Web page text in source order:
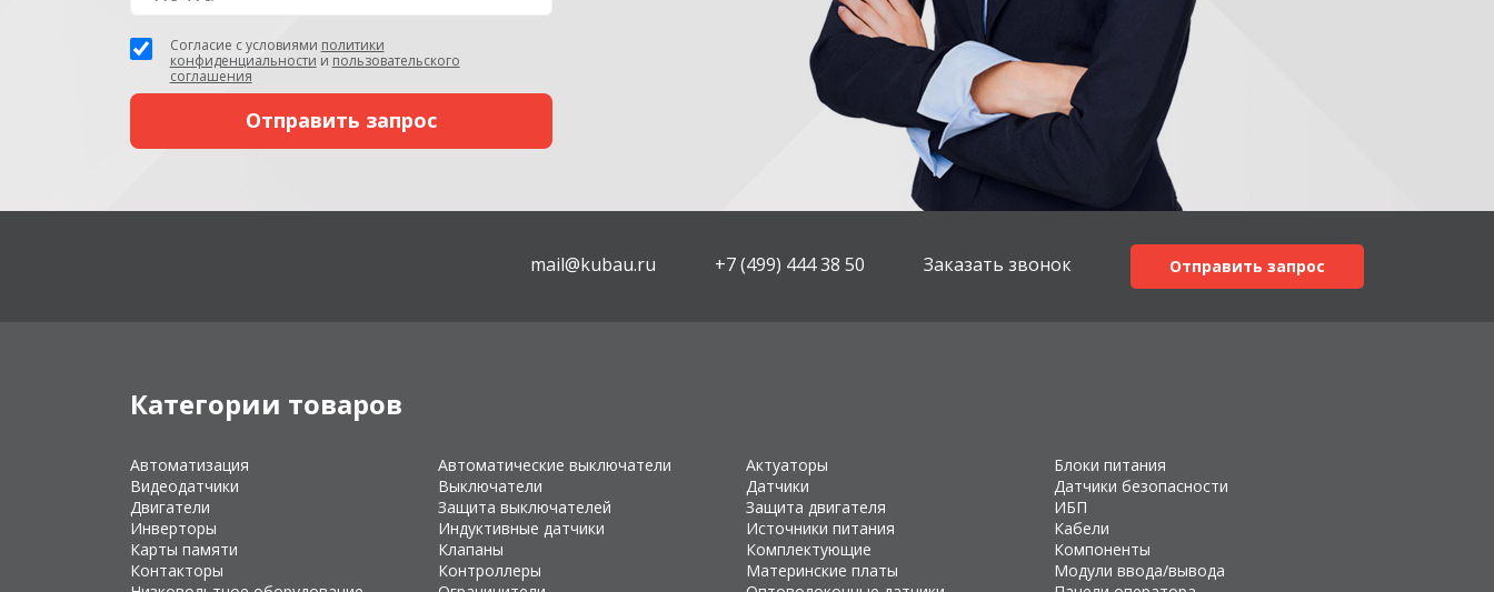
Согласие с условиями политики
конфиденциальности и пользовательского
соглашения
mail@kubau.ru +7 (499) 444 38 50 Заказать звонок Отправить запрос
Категории товаров
Автоматизация Автоматические выключатели Актуаторы
Блоки питания
Видеодатчики
Выключатели Датчики
Датчики безопасности
Двигатели
Защита выключателей Защита двигателя
ИБП
Инверторы
Индуктивные датчики Источники питания
Кабели
Карты памяти
Клапаны Комплектующие
Компоненты
Контакторы
Контроллеры Материнские платы
Модули ввода/вывода